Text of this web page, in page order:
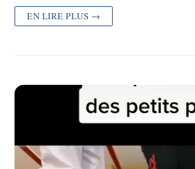
EN LIRE PLUS →